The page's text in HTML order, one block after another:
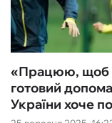
«Працюю, щоб
готовий
України хоче